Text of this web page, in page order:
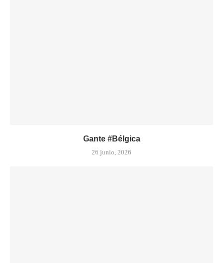
Gante #Bélgica
26 junio, 2026